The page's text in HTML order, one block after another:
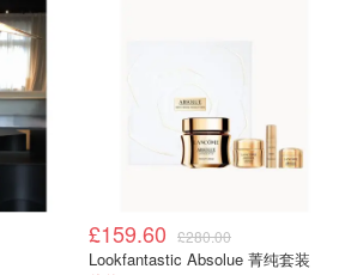
£159.60 £280.00
Lookfantastic Absolue 菁纯套装